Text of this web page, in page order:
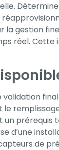
gestion
réel.
un
d’une
de